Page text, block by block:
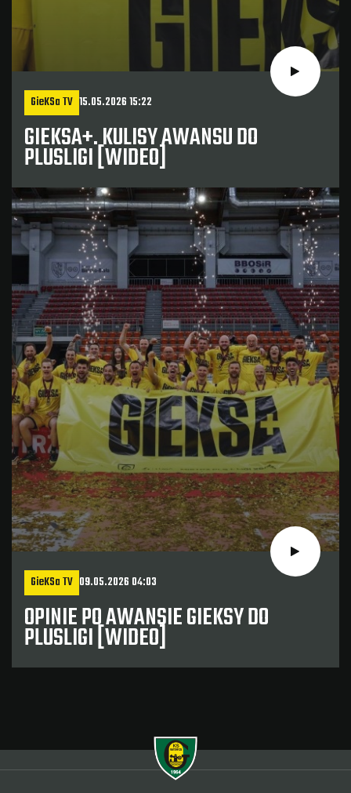
GieKSa TV 15.05.2026 15:22
GIEKSA+. KULISY AWANSU DO
PLUSLIGI [WIDEO]
GieKSa TV 09.05.2026 04:03
OPINIE PO AWANSIE GIEKSY DO
PLUSLIGI [WIDEO]